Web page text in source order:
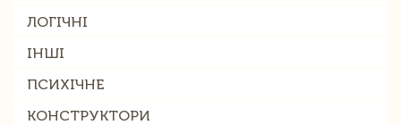
ЛОГІЧНІ
ІНШІ
ПСИХІЧНЕ
КОНСТРУКТОРИ